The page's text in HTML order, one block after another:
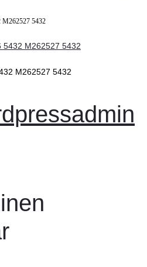
M262527 5432
M262527 5432